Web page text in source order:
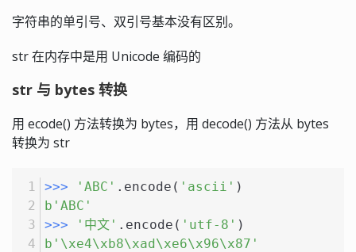
字符串的单引号、双引号基本没有区别。
str 在内存中是用 Unicode 编码的
str 与 bytes 转换
用 ecode() 方法转换为 bytes，用 decode() 方法从 bytes
转换为 str
>>> 'ABC' .encode( 'ascii' )
b'ABC'
>>>
'中文' .encode( 'utf-8' )
b'\xe4\xb8\xad\xe6\x96\x87'